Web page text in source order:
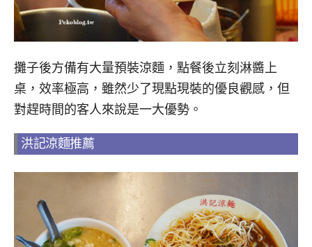
攤子後方備有大量預裝涼麵，點餐後立刻淋醬上
桌，效率極高，雖然少了現點現裝的優良觀感，但
對趕時間的客人來說是一大優勢。
洪記涼麵推薦